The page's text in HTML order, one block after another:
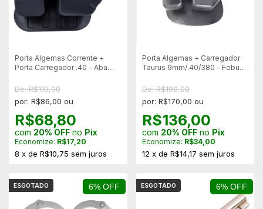
Porta Algemas Corrente +
Porta Carregador .40 - Aba
De: R$110,00
por: R$86,00 ou
R$68,80
com 20% OFF no Pix
Economize: R$17,20
8 x de R$10,75 sem juros
Porta Algemas + Carregador
Taurus 9mm/.40/380 - Fobus
De: R$190,00
por: R$170,00 ou
R$136,00
com 20% OFFno Pix
Economize: R$34,00
12 x de R$14,17 sem juros
6% OFF
ESGOTADO 6% OFF
ESGOTADO